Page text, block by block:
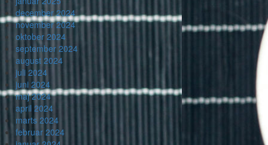
december 2024
november 2024
oktober 2024
september 2024
august 2024
juli 2024
juni 2024
maj 2024
april 2024
marts 2024
februar 2024